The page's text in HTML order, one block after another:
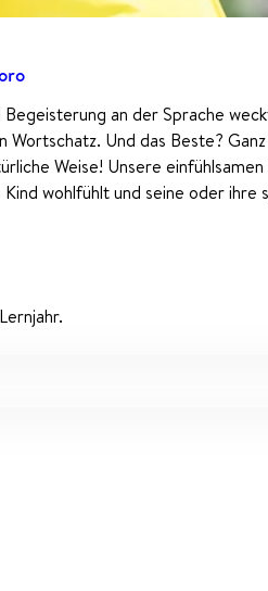
an der Sprache
Und das Beste?
Weise! Unsere
wohlfühlt und seine oder ihre